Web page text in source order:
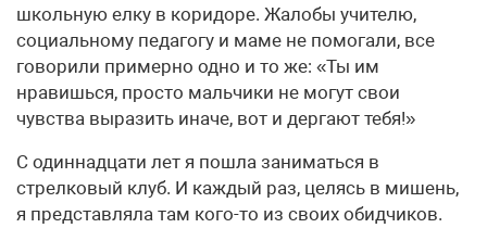
школьную елку в коридоре. Жалобы учителю,
социальному педагогу и маме не помогали, все
говорили примерно одно и то же: «Ты им
нравишься, просто мальчики не могут свои
чувства выразить иначе, вот и дергают тебя!»
С одиннадцати лет я пошла заниматься в
стрелковый клуб. И каждый раз, целясь в мишень,
я представляла там кого-то из своих обидчиков.